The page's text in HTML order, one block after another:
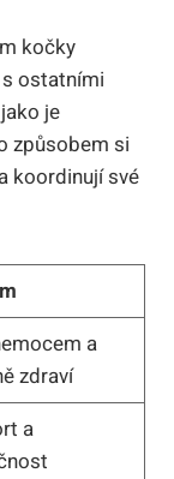
kočky
ostatními
je
způsobem si
koordinují své
a
zdraví
a